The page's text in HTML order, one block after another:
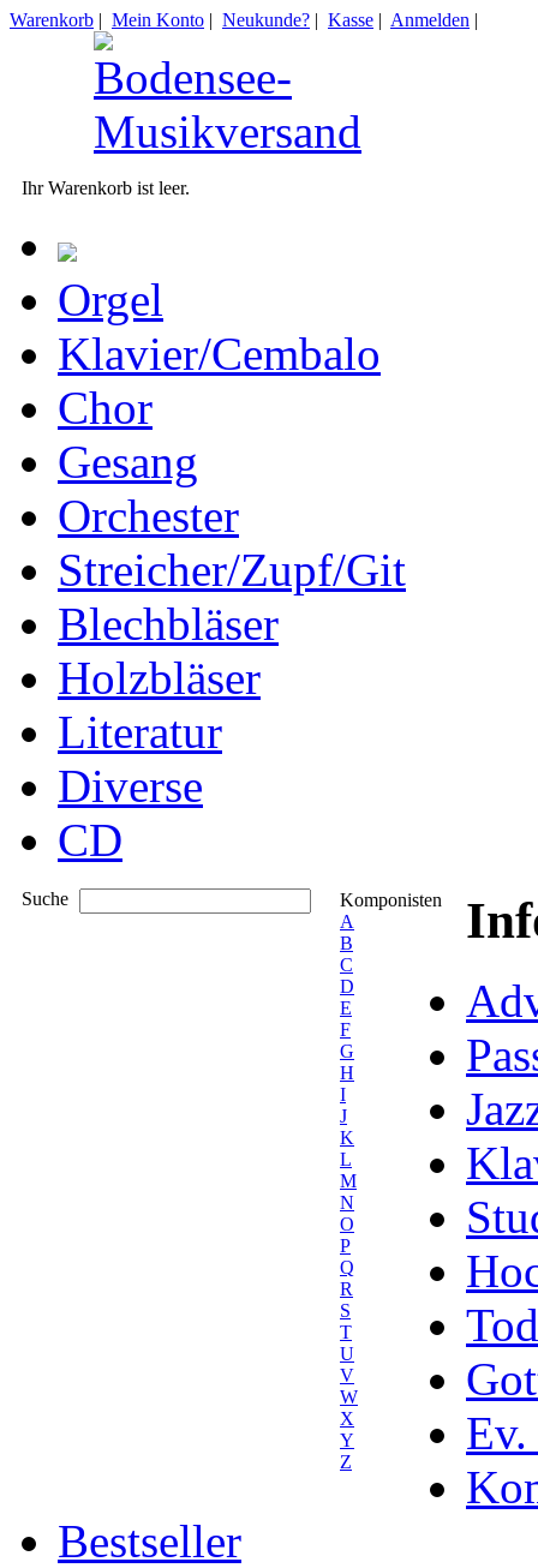
Warenkorb | Mein Konto | Neukunde? | Kasse | Anmelden |
Ihr Warenkorb ist leer.
Orgel
Klavier/Cembalo
Chor
Gesang
Orchester
Streicher/Zupf/Git
Blechbläser
Holzbläser
Literatur
Diverse
CD
Suche
Komponisten
A
B
C
D
E
F
G
H
I
J
K
L
M
N
O
P
Q
R
S
T
U
V
W
X
Y
Z
Ev.
Bestseller